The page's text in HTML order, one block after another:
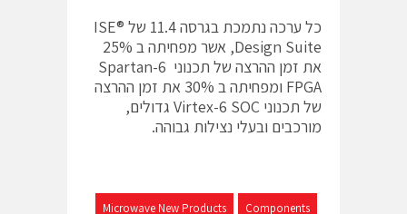
כל ערכה נתמכת בגרסה 11.4 של ISE®
Design Suite, אשר מפחיתה ב 25%
את זמן ההרצה של תכנוני Spartan-6
FPGA ומפחיתה ב 30% את זמן ההרצה
של תכנוני Virtex-6 SOC גדולים,
מורכבים ובעלי נצילות גבוהה.
Components
Microwave New Products